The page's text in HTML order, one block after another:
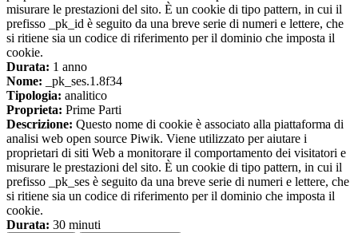
misurare le prestazioni del sito. È un cookie di tipo pattern, in cui il
prefisso _pk_id è seguito da una breve serie di numeri e lettere, che
si ritiene sia un codice di riferimento per il dominio che imposta il
cookie.
Durata: 1 anno
Nome: _pk_ses.1.8f34
Tipologia: analitico
Proprieta: Prime Parti
Descrizione: Questo nome di cookie è associato alla piattaforma di
analisi web open source Piwik. Viene utilizzato per aiutare i
proprietari di siti Web a monitorare il comportamento dei visitatori e
misurare le prestazioni del sito. È un cookie di tipo pattern, in cui il
prefisso _pk_ses è seguito da una breve serie di numeri e lettere, che
si ritiene sia un codice di riferimento per il dominio che imposta il
cookie.
Durata: 30 minuti